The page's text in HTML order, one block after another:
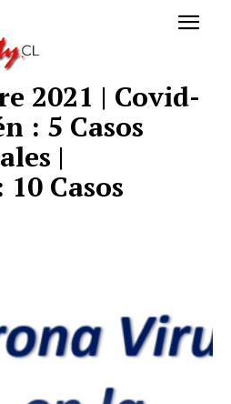
2021 | Covid-
: 5 Casos
|
Casos